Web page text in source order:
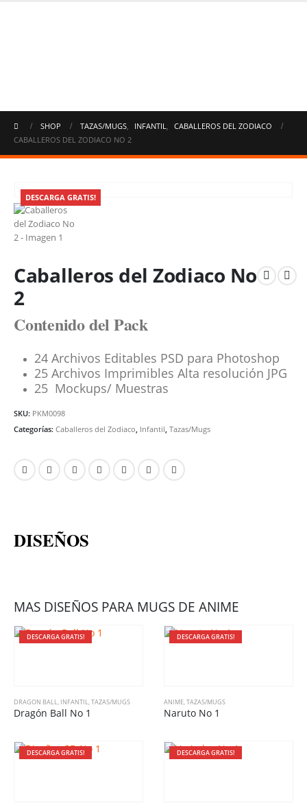
SHOP TAZAS/MUGS INFANTIL
CABALLEROS DEL ZODIACO
CABALLEROS DEL ZODIACO NO 2
DESCARGA GRATIS!
Caballeros del Zodiaco No
2
Contenido del Pack
24 Archivos Editables PSD para Photoshop
25 Archivos Imprimibles Alta resolución JPG
25 Mockups/ Muestras
SKU: PKM0098
Categorías: Caballeros del Zodiaco, Infantil, Tazas/Mugs
DISEÑOS
MAS DISEÑOS PARA MUGS DE ANIME
DESCARGA GRATIS!
DRAGON BALL, INFANTIL,TAZAS/MUGS
Dragón Ball No 1
DESCARGA GRATIS!
ANIME,TAZAS/MUGS
Naruto No 1
DESCARGA GRATIS! DESCARGA GRATIS!